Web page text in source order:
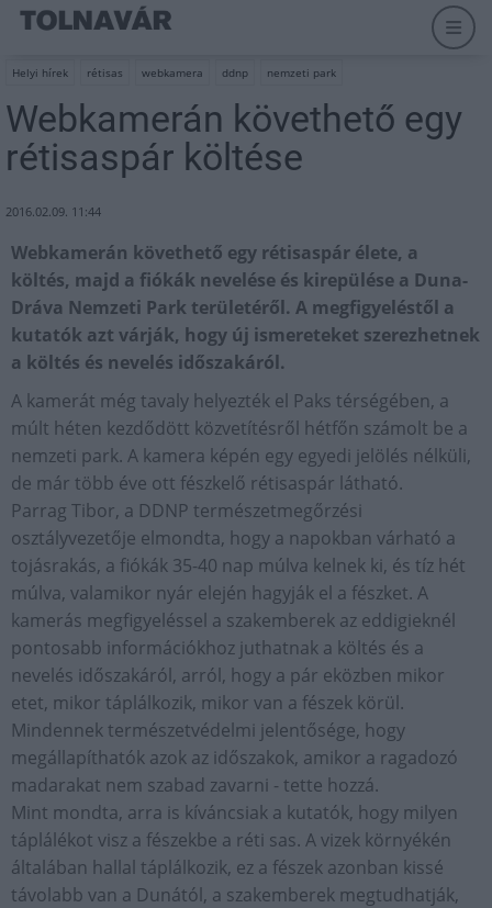
Helyi hírek rétisas webkamera ddnp nemzeti park
Webkamerán követhető egy
rétisaspár költése
2016.02.09. 11:44
Webkamerán követhető egy rétisaspár élete, a
költés, majd a fiókák nevelése és kirepülése a Duna-
Dráva Nemzeti Park területéről. A megfigyeléstől a
kutatók azt várják, hogy új ismereteket szerezhetnek
a költés és nevelés időszakáról.
A kamerát még tavaly helyezték el Paks térségében, a
múlt héten kezdődött közvetítésről hétfőn számolt be a
nemzeti park. A kamera képén egy egyedi jelölés nélküli,
de már több éve ott fészkelő rétisaspár látható.
Parrag Tibor, a DDNP természetmegőrzési
osztályvezetője elmondta, hogy a napokban várható a
tojásrakás, a fiókák 35-40 nap múlva kelnek ki, és tíz hét
múlva, valamikor nyár elején hagyják el a fészket. A
kamerás megfigyeléssel a szakemberek az eddigieknél
pontosabb információkhoz juthatnak a költés és a
nevelés időszakáról, arról, hogy a pár eközben mikor
etet, mikor táplálkozik, mikor van a fészek körül.
Mindennek természetvédelmi jelentősége, hogy
megállapíthatók azok az időszakok, amikor a ragadozó
madarakat nem szabad zavarni - tette hozzá.
Mint mondta, arra is kíváncsiak a kutatók, hogy milyen
táplálékot visz a fészekbe a réti sas. A vizek környékén
általában hallal táplálkozik, ez a fészek azonban kissé
távolabb van a Dunától, a szakemberek megtudhatják,